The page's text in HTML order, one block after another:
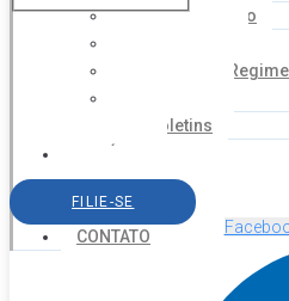
Coordenação
Estatuto e
Boletins
SERVIÇOS
AGENDA
CONTATO
FILIE-SE